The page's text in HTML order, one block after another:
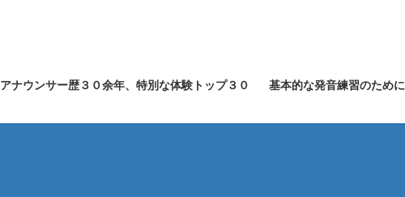
アナウンサー歴３０余年、特別な体験トップ３０ 基本的な発音練習のために